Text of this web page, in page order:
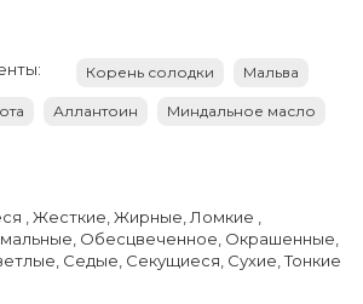
Корень солодки Мальва
Аллантоин Миндальное масло
, Жесткие, Жирные, Ломкие ,
Обесцвеченное, Окрашенные,
Седые, Секущиеся, Сухие, Тонкие